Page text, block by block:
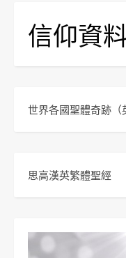
信仰資
世界各國聖體奇跡
思高漢英繁體聖經